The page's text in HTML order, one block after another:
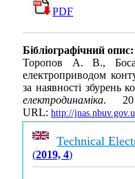
PDF
Бібліографічний опис:
Торопов А. В.,
електроприводом
за наявності збурень
електродинаміка.
URL: http://
Technical
(2019, 4)